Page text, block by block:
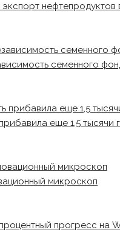
экспорт
семенного
еще 1,5 тысячи
микроскоп